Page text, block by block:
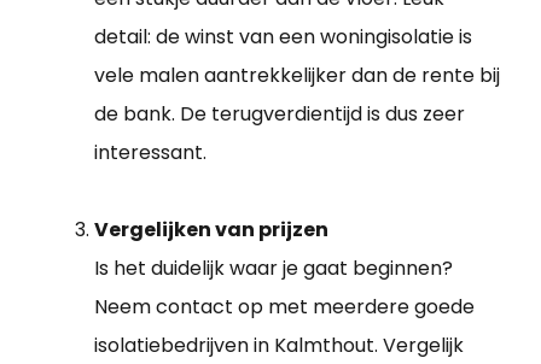
detail: de winst van een woningisolatie is
vele malen aantrekkelijker dan de rente bij
de bank. De terugverdientijd is dus zeer
interessant.
Vergelijken van prijzen
Is het duidelijk waar je gaat beginnen?
Neem contact op met meerdere goede
isolatiebedrijven in Kalmthout. Vergelijk